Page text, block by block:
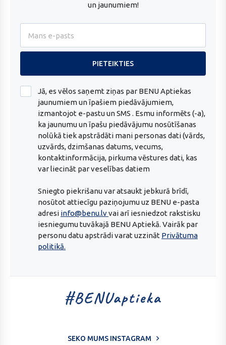
un jaunumiem!
Jā, es vēlos saņemt ziņas par BENU Aptiekas
jaunumiem un īpašiem piedāvājumiem,
izmantojot e-pastu un SMS . Esmu informēts (-a),
ka jaunumu un īpašu piedāvājumu nosūtīšanas
nolūkā tiek apstrādāti mani personas dati (vārds,
uzvārds, dzimšanas datums, vecums,
kontaktinformācija, pirkuma vēstures dati, kas
var liecināt par veselības datiem
Sniegto piekrišanu var atsaukt jebkurā brīdī,
nosūtot attiecīgu paziņojumu uz BENU e-pasta
adresi info@benu.lvvai arī iesniedzot rakstisku
iesniegumu tuvākajā BENU Aptiekā. Vairāk par
personu datu apstrādi varat uzzināt Privātuma
politikā.
SEKO MUMS INSTAGRAM